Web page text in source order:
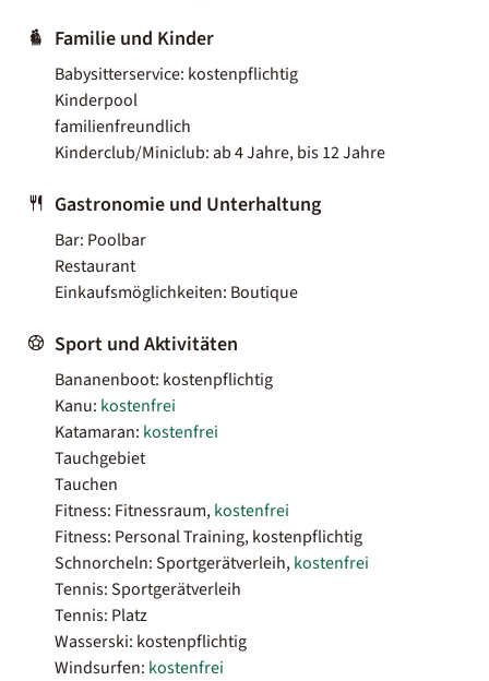
Familie und Kinder
Babysitterservice: kostenpflichtig
Kinderpool
familienfreundlich
Kinderclub/Miniclub: ab 4 Jahre, bis 12 Jahre
Gastronomie und Unterhaltung
Bar: Poolbar
Restaurant
Einkaufsmöglichkeiten: Boutique
Sport und Aktivitäten
Bananenboot: kostenpflichtig
Kanu: kostenfrei
Katamaran: kostenfrei
Tauchgebiet
Tauchen
Fitness: Fitnessraum,kostenfrei
Fitness: Personal Training, kostenpflichtig
Schnorcheln: Sportgerätverleih,kostenfrei
Tennis: Sportgerätverleih
Tennis: Platz
Wasserski: kostenpflichtig
Windsurfen: kostenfrei